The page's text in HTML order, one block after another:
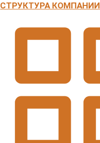
СТРУКТУРА КОМПАНИИ